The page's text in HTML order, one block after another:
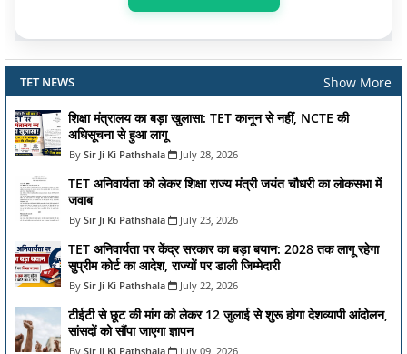
TET NEWS Show More
शिक्षा मंत्रालय का बड़ा खुलासा: TET कानून से नहीं, NCTE की
अधिसूचना से हुआ लागू
Sir Ji Ki Pathshala July 28, 2026
TET अनिवार्यता को लेकर शिक्षा राज्य मंत्री जयंत चौधरी का लोकसभा में
जवाब
Sir Ji Ki Pathshala July 23, 2026
TET अनिवार्यता पर केंद्र सरकार का बड़ा बयान: 2028 तक लागू रहेगा
सुप्रीम कोर्ट का आदेश, राज्यों पर डाली जिम्मेदारी
Sir Ji Ki Pathshala July 22, 2026
टीईटी से छूट की मांग को लेकर 12 जुलाई से शुरू होगा देशव्यापी आंदोलन,
सांसदों को सौंपा जाएगा ज्ञापन
Sir Ji Ki Pathshala July 09, 2026